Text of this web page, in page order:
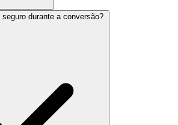
durante a conversão?